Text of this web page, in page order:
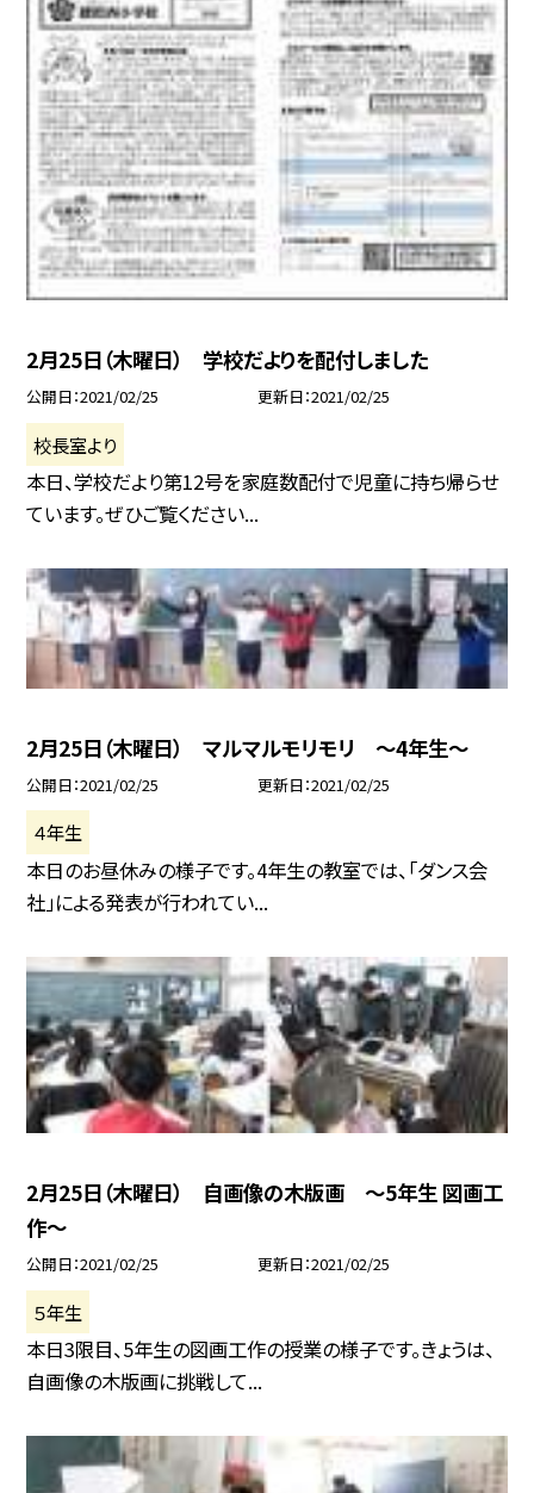
2月25日（木曜日） 学校だよりを配付しました
公開日 2021/02/25 更新日 2021/02/25
校長室より
本日、学校だより第12号を家庭数配付で児童に持ち帰らせ
ています。ぜひご覧ください...
2月25日（木曜日） マルマルモリモリ 〜4年生〜
公開日 2021/02/25 更新日 2021/02/25
４年生
本日のお昼休みの様子です。4年生の教室では、「ダンス会
社」による発表が行われてい...
2月25日（木曜日） 自画像の木版画 〜5年生 図画工
作〜
公開日 2021/02/25 更新日 2021/02/25
５年生
本日3限目、5年生の図画工作の授業の様子です。きょうは、
自画像の木版画に挑戦して...